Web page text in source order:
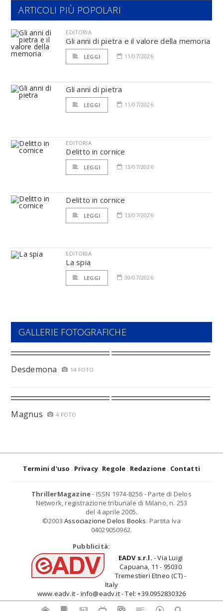
ARTICOLI PIÙ POPOLARI
EDITORIA
Gli anni di pietra e il valore della memoria
LEGGI 11/07/2026
Gli anni di pietra
LEGGI 11/07/2026
EDITORIA
Delitto in cornice
LEGGI 13/07/2026
Delitto in cornice
LEGGI 13/07/2026
EDITORIA
La spia
LEGGI 30/07/2026
GALLERIE FOTOGRAFICHE
Desdemona 14 FOTO
Magnus 4 FOTO
Termini d'uso Privacy Regole Redazione Contatti
ThrillerMagazine- ISSN 1974-8256 - Parte di Delos
Network, registrazione tribunale di Milano, n. 253
del 4 aprile 2005.
©2003 Associazione Delos Books. Partita Iva
04029050962.
Pubblicità:
EADV s.r.l. - Via Luigi
Capuana, 11 - 95030
Tremestieri Etneo (CT) -
Italy
www.eadv.it - info@eadv.it - Tel: +39.0952830326